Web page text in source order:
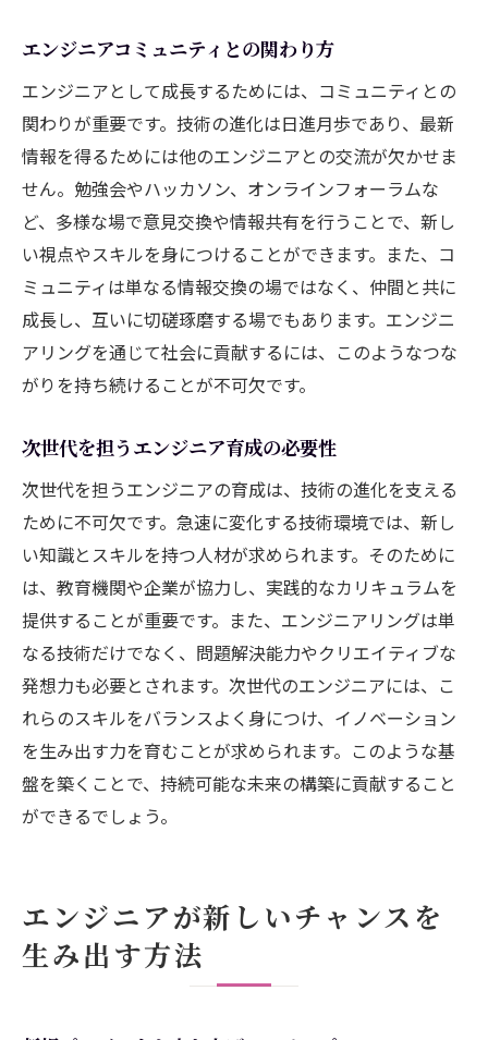
エンジニアコミュニティとの関わり方
エンジニアとして成長するためには、コミュニティとの
関わりが重要です。技術の進化は日進月歩であり、最新
情報を得るためには他のエンジニアとの交流が欠かせま
せん。勉強会やハッカソン、オンラインフォーラムな
ど、多様な場で意見交換や情報共有を行うことで、新し
い視点やスキルを身につけることができます。また、コ
ミュニティは単なる情報交換の場ではなく、仲間と共に
成長し、互いに切磋琢磨する場でもあります。エンジニ
アリングを通じて社会に貢献するには、このようなつな
がりを持ち続けることが不可欠です。
次世代を担うエンジニア育成の必要性
次世代を担うエンジニアの育成は、技術の進化を支える
ために不可欠です。急速に変化する技術環境では、新し
い知識とスキルを持つ人材が求められます。そのために
は、教育機関や企業が協力し、実践的なカリキュラムを
提供することが重要です。また、エンジニアリングは単
なる技術だけでなく、問題解決能力やクリエイティブな
発想力も必要とされます。次世代のエンジニアには、こ
れらのスキルをバランスよく身につけ、イノベーション
を生み出す力を育むことが求められます。このような基
盤を築くことで、持続可能な未来の構築に貢献すること
ができるでしょう。
エンジニアが新しいチャンスを
生み出す方法